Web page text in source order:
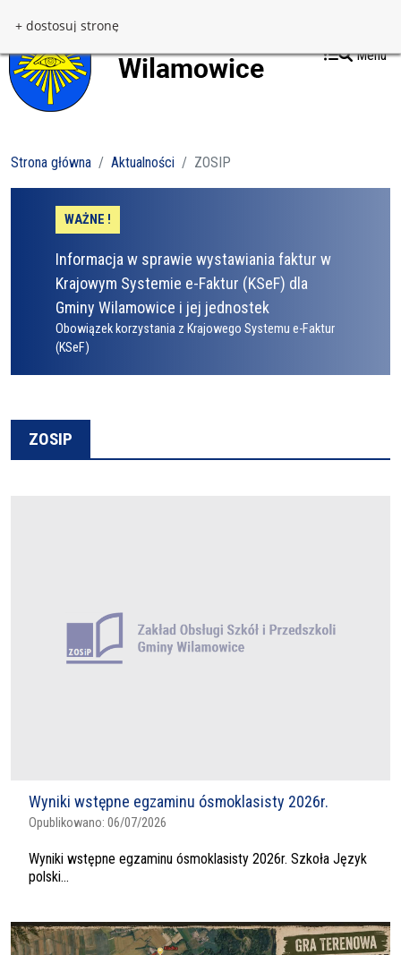
+ dostosuj stronę
Menu
Strona główna Aktualności ZOSIP
WAŻNE !
Informacja w sprawie wystawiania faktur w
Krajowym Systemie e-Faktur (KSeF) dla
Gminy Wilamowice i jej jednostek
Obowiązek korzystania z Krajowego Systemu e-Faktur
(KSeF)
ZOSIP
Wyniki wstępne egzaminu ósmoklasisty 2026r.
Opublikowano: 06/07/2026
Wyniki wstępne egzaminu ósmoklasisty 2026r. Szkoła Język
polski...